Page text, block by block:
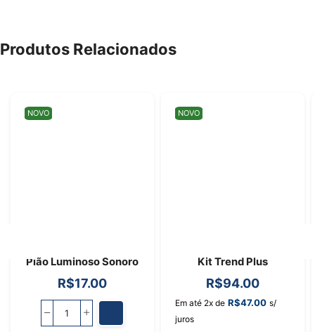
Produtos Relacionados
NOVO
Pião Luminoso Sonoro
R$17.00
NOVO
Kit Trend Plus
R$94.00
Em até 2x de R$47.00 s/
juros